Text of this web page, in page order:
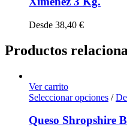
Desde 38,40 €
Productos
Ver carrito
Seleccionar opciones /
Queso Shropshire